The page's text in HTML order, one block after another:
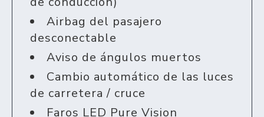
Airbag del pasajero
desconectable
Aviso de ángulos muertos
Cambio automático de las luces
de carretera / cruce
Faros LED Pure Vision